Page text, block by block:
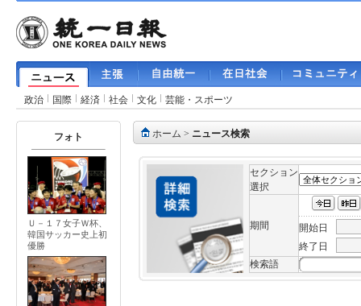
政治 国際 経済 社会 文化 芸能・スポーツ
フォト
Ｕ－１７女子Ｗ杯、
韓国サッカー史上初
優勝
ホーム > ニュース検索
セクション
選択
期間
開始日
終了日
検索語